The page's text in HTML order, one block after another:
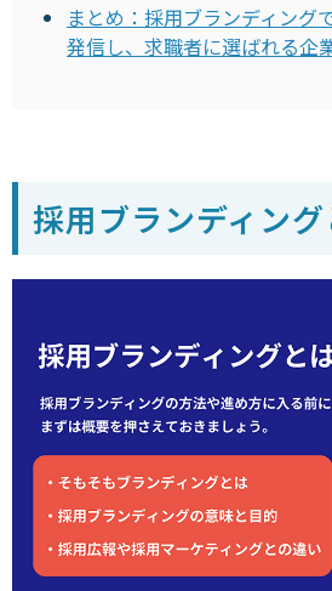
まとめ：採用ブランディング
発信し、求職者に選ばれる企
採用ブランディング